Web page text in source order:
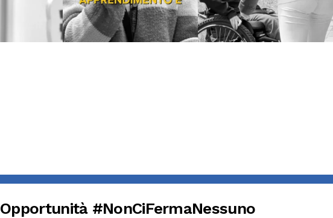
Opportunità #NonCiFermaNessuno